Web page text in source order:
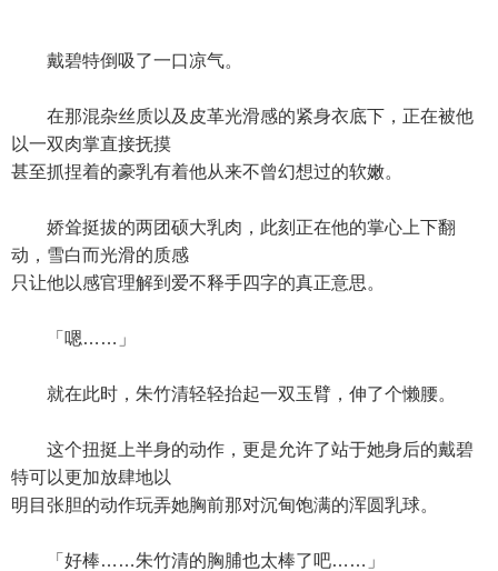
戴碧特倒吸了一口凉气。
在那混杂丝质以及皮革光滑感的紧身衣底下，正在被他
以一双肉掌直接抚摸
甚至抓捏着的豪乳有着他从来不曾幻想过的软嫩。
娇耸挺拔的两团硕大乳肉，此刻正在他的掌心上下翻
动，雪白而光滑的质感
只让他以感官理解到爱不释手四字的真正意思。
「嗯……」
就在此时，朱竹清轻轻抬起一双玉臂，伸了个懒腰。
这个扭挺上半身的动作，更是允许了站于她身后的戴碧
特可以更加放肆地以
明目张胆的动作玩弄她胸前那对沉甸饱满的浑圆乳球。
「好棒……朱竹清的胸脯也太棒了吧……」